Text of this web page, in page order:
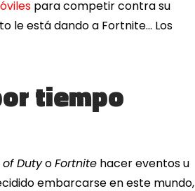
para competir contra su
le está dando a Fortnite… Los
tiempo
DutyoFortnite hacer eventos u
embarcarse en este mundo,